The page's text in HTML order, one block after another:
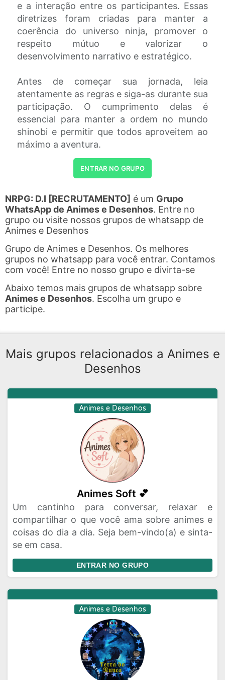
e a interação entre os participantes. Essas
diretrizes foram criadas para manter a
coerência do universo ninja, promover o
respeito mútuo e valorizar o
desenvolvimento narrativo e estratégico.
Antes de começar sua jornada, leia
atentamente as regras e siga-as durante sua
participação. O cumprimento delas é
essencial para manter a ordem no mundo
shinobi e permitir que todos aproveitem ao
máximo a aventura.
ENTRAR NO GRUPO
NRPG: D.I [RECRUTAMENTO] é um Grupo
WhatsApp de Animes e Desenhos. Entre no
grupo ou visite nossos grupos de whatsapp de
Animes e Desenhos
Grupo de Animes e Desenhos. Os melhores
grupos no whatsapp para você entrar. Contamos
com você! Entre no nosso grupo e divirta-se
Abaixo temos mais grupos de whatsapp sobre
Animes e Desenhos. Escolha um grupo e
participe.
Mais grupos relacionados a Animes e
Desenhos
Animes e Desenhos
Animes Soft 💕
Um cantinho para conversar, relaxar e
compartilhar o que você ama sobre animes e
coisas do dia a dia. Seja bem-vindo(a) e sinta-
se em casa.
ENTRAR NO GRUPO
Animes e Desenhos